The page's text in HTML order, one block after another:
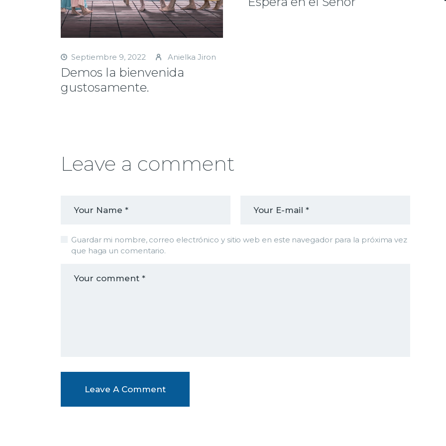
Septiembre 9, 2022 Anielka Jiron
Demos la bienvenida
gustosamente.
Leave a comment
Guardar mi nombre, correo electrónico y sitio web en este navegador para la próxima vez
que haga un comentario.